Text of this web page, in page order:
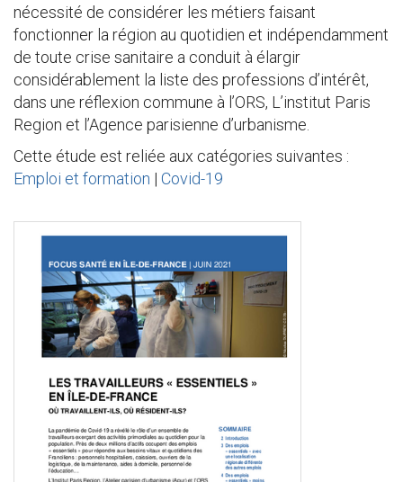
nécessité de considérer les métiers faisant
fonctionner la région au quotidien et indépendamment
de toute crise sanitaire a conduit à élargir
considérablement la liste des professions d’intérêt,
dans une réflexion commune à l’ORS, L’institut Paris
Region et l’Agence parisienne d’urbanisme.
Cette étude est reliée aux catégories suivantes :
Emploi et formation | Covid-19